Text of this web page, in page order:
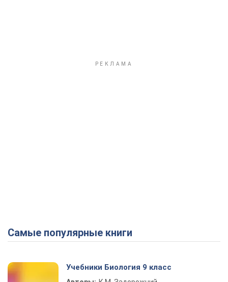
Самые популярные книги
Учебники Биология 9 класс